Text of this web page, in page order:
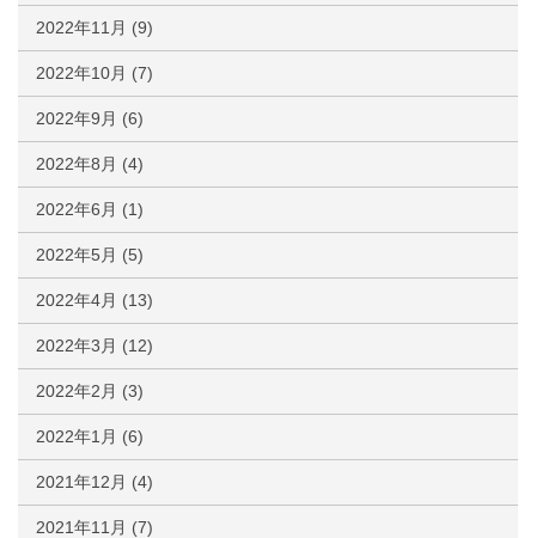
2022年11月 (9)
2022年10月 (7)
2022年9月 (6)
2022年8月 (4)
2022年6月 (1)
2022年5月 (5)
2022年4月 (13)
2022年3月 (12)
2022年2月 (3)
2022年1月 (6)
2021年12月 (4)
2021年11月 (7)